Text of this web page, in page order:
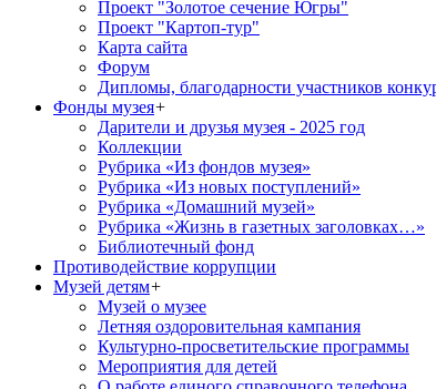
Проект "Золотое сечение Югры"
Проект "Картоп-тур"
Карта сайта
Форум
Дипломы, благодарности участников
Фонды музея+
Дарители и друзья музея - 2025 год
Коллекции
Рубрика «Из фондов музея»
Рубрика «Из новых поступлений»
Рубрика «Домашний музей»
Рубрика «Жизнь в газетных заголовках…»
Библиотечный фонд
Противодействие коррупции
Музей детям+
Музей о музее
Летняя оздоровительная кампания
Культурно-просветительские программы
Мероприятия для детей